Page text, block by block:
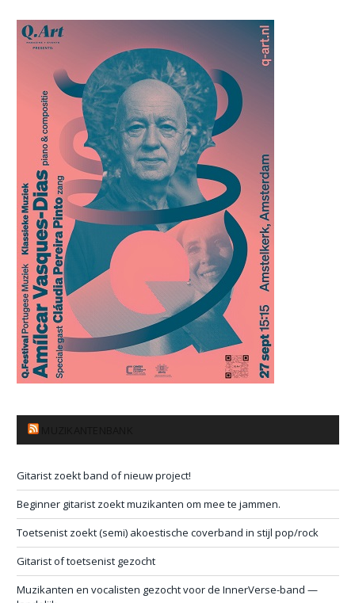
Gitarist zoekt band of nieuw project!
Beginner gitarist zoekt muzikanten om mee te jammen.
Toetsenist zoekt (semi) akoestische coverband in stijl pop/rock
Gitarist of toetsenist gezocht
Muzikanten en vocalisten gezocht voor de InnerVerse-band —